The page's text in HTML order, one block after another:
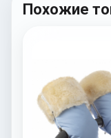
Похожие